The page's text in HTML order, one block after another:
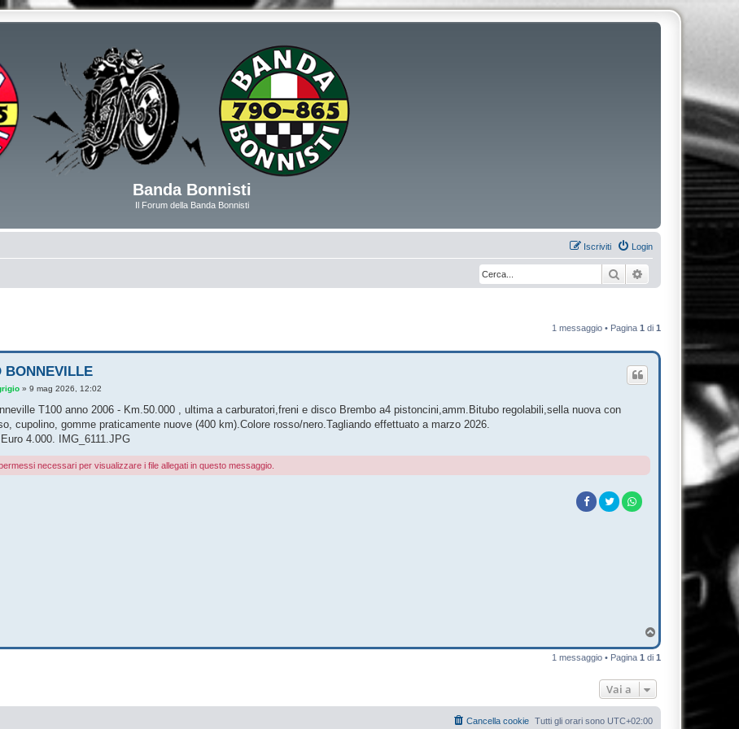
Banda Bonnisti
Il Forum della Banda Bonnisti
Login
Iscriviti
Cerca
1 messaggio • Pagina 1 di 1
BONNEVILLE
»9 mag 2026, 12:02
T100 anno 2006 - Km.50.000 , ultima a carburatori,freni e disco Brembo a4 pistoncini,amm.Bitubo regolabili,sella nuova con
cupolino, gomme praticamente nuove (400 km).Colore rosso/nero.Tagliando effettuato a marzo 2026.
4.000. IMG_6111.JPG
necessari per visualizzare i file allegati in questo messaggio.
o
p
1 messaggio • Pagina 1 di 1
Vai a
Tutti gli orari sono UTC+02:00
Cancella cookie